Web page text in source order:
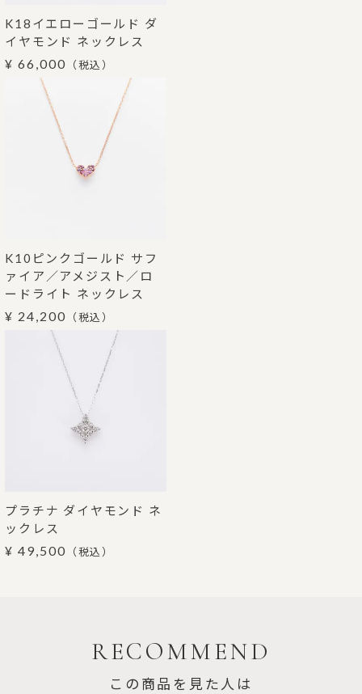
K18イエローゴールド ダ
イヤモンド ネックレス
¥ 66,000 （税込）
K10ピンクゴールド サフ
ァイア／アメジスト／ロ
ードライト ネックレス
¥ 24,200 （税込）
プラチナ ダイヤモンド ネ
ックレス
¥ 49,500 （税込）
RECOMMEND
この商品を見た人は